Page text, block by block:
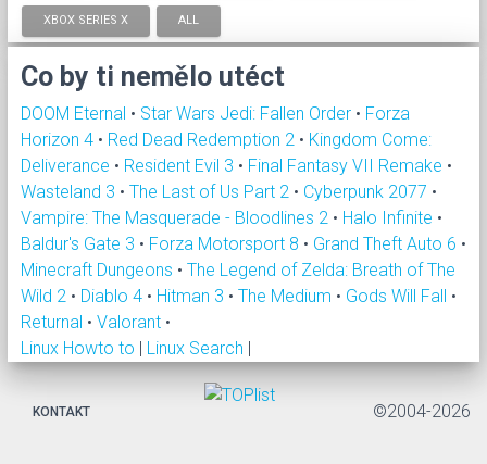
XBOX SERIES X ALL
Co by ti nemělo utéct
DOOM Eternal • Star Wars Jedi: Fallen Order • Forza
Horizon 4 • Red Dead Redemption 2 • Kingdom Come:
Deliverance • Resident Evil 3 • Final Fantasy VII Remake •
Wasteland 3 • The Last of Us Part 2 • Cyberpunk 2077 •
Vampire: The Masquerade - Bloodlines 2 • Halo Infinite •
Baldur's Gate 3 • Forza Motorsport 8 • Grand Theft Auto 6 •
Minecraft Dungeons • The Legend of Zelda: Breath of The
Wild 2 • Diablo 4 • Hitman 3 • The Medium • Gods Will Fall •
Returnal • Valorant •
Linux Howto to | Linux Search |
KONTAKT ©2004-2026